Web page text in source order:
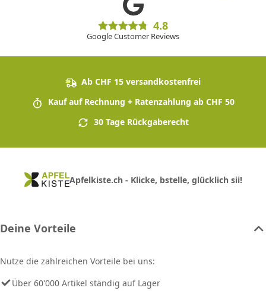
4.8
Google Customer Reviews
Ab CHF 15 versandkostenfrei
Kauf auf Rechnung + Ratenzahlung ab CHF 50
30 Tage Rückgaberecht
Apfelkiste.ch - Klicke, bstelle, glücklich sii!
Deine Vorteile
Nutze die zahlreichen Vorteile bei uns:
Über 60'000 Artikel ständig auf Lager